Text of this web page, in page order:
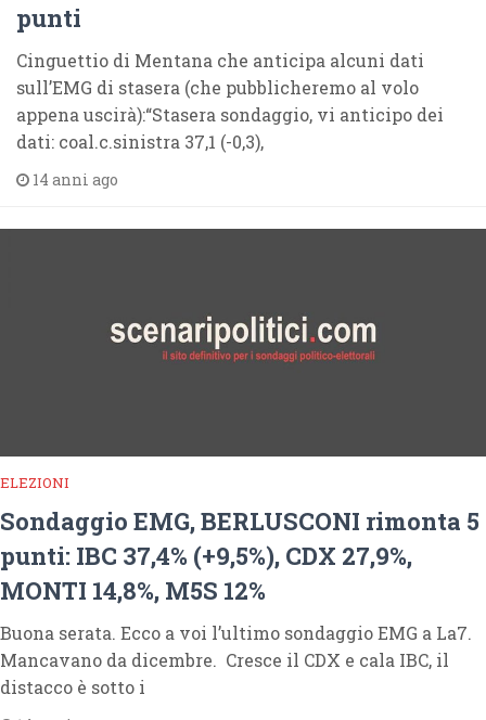
punti
Cinguettio di Mentana che anticipa alcuni dati
sull’EMG di stasera (che pubblicheremo al volo
appena uscirà):“Stasera sondaggio, vi anticipo dei
dati: coal.c.sinistra 37,1 (-0,3),
14 anni ago
ELEZIONI
Sondaggio EMG, BERLUSCONI rimonta 5
punti: IBC 37,4% (+9,5%), CDX 27,9%,
MONTI 14,8%, M5S 12%
Buona serata. Ecco a voi l’ultimo sondaggio EMG a La7.
Mancavano da dicembre. Cresce il CDX e cala IBC, il
distacco è sotto i